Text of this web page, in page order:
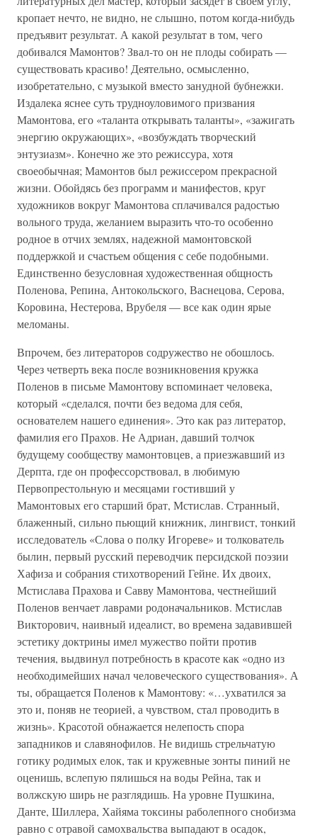
кропает нечто, не видно, не слышно, потом когда-нибудь
предъявит результат. А какой результат в том, чего
добивался Мамонтов? Звал-то он не плоды собирать —
существовать красиво! Деятельно, осмысленно,
изобретательно, с музыкой вместо занудной бубнежки.
Издалека яснее суть трудноуловимого призвания
Мамонтова, его «таланта открывать таланты», «зажигать
энергию окружающих», «возбуждать творческий
энтузиазм». Конечно же это режиссура, хотя
своеобычная; Мамонтов был режиссером прекрасной
жизни. Обойдясь без программ и манифестов, круг
художников вокруг Мамонтова сплачивался радостью
вольного труда, желанием выразить что-то особенно
родное в отчих землях, надежной мамонтовской
поддержкой и счастьем общения с себе подобными.
Единственно безусловная художественная общность
Поленова, Репина, Антокольского, Васнецова, Серова,
Коровина, Нестерова, Врубеля — все как один ярые
меломаны.
Впрочем, без литераторов содружество не обошлось.
Через четверть века после возникновения кружка
Поленов в письме Мамонтову вспоминает человека,
который «сделался, почти без ведома для себя,
основателем нашего единения». Это как раз литератор,
фамилия его Прахов. Не Адриан, давший толчок
будущему сообществу мамонтовцев, а приезжавший из
Дерпта, где он профессорствовал, в любимую
Первопрестольную и месяцами гостивший у
Мамонтовых его старший брат, Мстислав. Странный,
блаженный, сильно пьющий книжник, лингвист, тонкий
исследователь «Слова о полку Игореве» и толкователь
былин, первый русский переводчик персидской поэзии
Хафиза и собрания стихотворений Гейне. Их двоих,
Мстислава Прахова и Савву Мамонтова, честнейший
Поленов венчает лаврами родоначальников. Мстислав
Викторович, наивный идеалист, во времена задавившей
эстетику доктрины имел мужество пойти против
течения, выдвинул потребность в красоте как «одно из
необходимейших начал человеческого существования». А
ты, обращается Поленов к Мамонтову: «…ухватился за
это и, поняв не теорией, а чувством, стал проводить в
жизнь». Красотой обнажается нелепость спора
западников и славянофилов. Не видишь стрельчатую
готику родимых елок, так и кружевные зонты пиний не
оценишь, вслепую пялишься на воды Рейна, так и
волжскую ширь не разглядишь. На уровне Пушкина,
Данте, Шиллера, Хайяма токсины раболепного снобизма
равно с отравой самохвальства выпадают в осадок,